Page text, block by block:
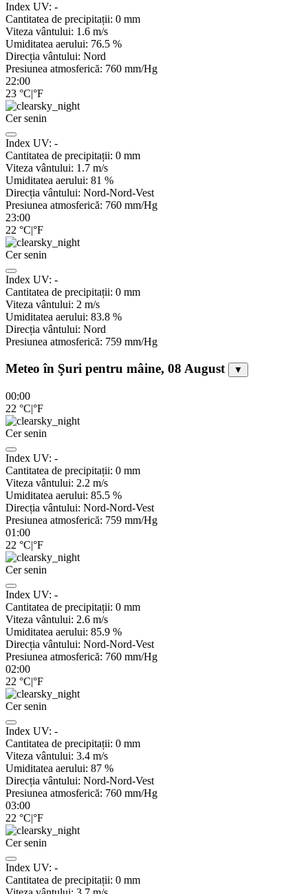
Index UV: -
Cantitatea de precipitații: 0 mm
Viteza vântului: 1.6 m/s
Umiditatea aerului: 76.5 %
Direcția vântului: Nord
Presiunea atmosferică: 760 mm/Hg
22:00
23 °C|°F
Cer senin
Index UV: -
Cantitatea de precipitații: 0 mm
Viteza vântului: 1.7 m/s
Umiditatea aerului: 81 %
Direcția vântului: Nord-Nord-Vest
Presiunea atmosferică: 760 mm/Hg
23:00
22 °C|°F
Cer senin
Index UV: -
Cantitatea de precipitații: 0 mm
Viteza vântului: 2 m/s
Umiditatea aerului: 83.8 %
Direcția vântului: Nord
Presiunea atmosferică: 759 mm/Hg
Meteo în Şuri pentru mâine, 08 August ▼
00:00
22 °C|°F
Cer senin
Index UV: -
Cantitatea de precipitații: 0 mm
Viteza vântului: 2.2 m/s
Umiditatea aerului: 85.5 %
Direcția vântului: Nord-Nord-Vest
Presiunea atmosferică: 759 mm/Hg
01:00
22 °C|°F
Cer senin
Index UV: -
Cantitatea de precipitații: 0 mm
Viteza vântului: 2.6 m/s
Umiditatea aerului: 85.9 %
Direcția vântului: Nord-Nord-Vest
Presiunea atmosferică: 760 mm/Hg
02:00
22 °C|°F
Cer senin
Index UV: -
Cantitatea de precipitații: 0 mm
Viteza vântului: 3.4 m/s
Umiditatea aerului: 87 %
Direcția vântului: Nord-Nord-Vest
Presiunea atmosferică: 760 mm/Hg
03:00
22 °C|°F
Cer senin
Index UV: -
Cantitatea de precipitații: 0 mm